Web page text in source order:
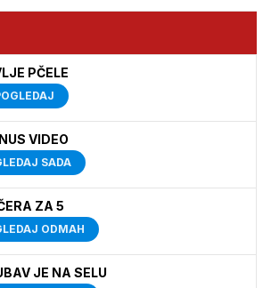
PČELE
VIDEO
SADA
ZA 5
ODMAH
JE NA SELU